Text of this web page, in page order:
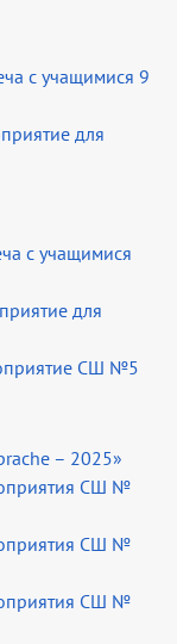
с учащимися 9
для
с учащимися
для
СШ №5
– 2025»
СШ №
СШ №
СШ №